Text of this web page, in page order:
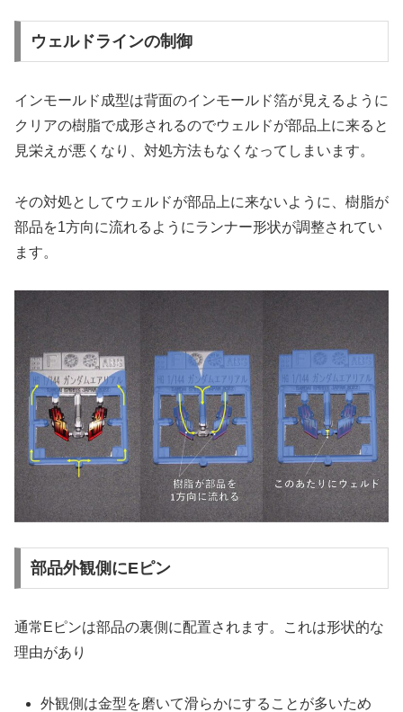
ウェルドラインの制御
インモールド成型は背面のインモールド箔が見えるように
クリアの樹脂で成形されるのでウェルドが部品上に来ると
見栄えが悪くなり、対処方法もなくなってしまいます。
その対処としてウェルドが部品上に来ないように、樹脂が
部品を1方向に流れるようにランナー形状が調整されてい
ます。
部品外観側にEピン
通常Eピンは部品の裏側に配置されます。これは形状的な
理由があり
外観側は金型を磨いて滑らかにすることが多いため